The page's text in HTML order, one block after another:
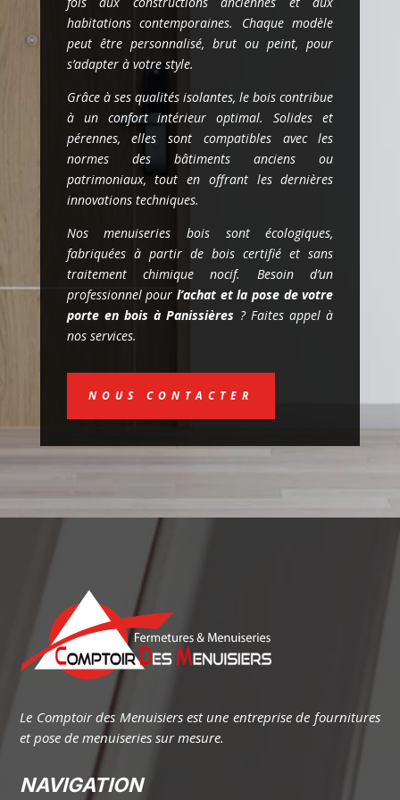
habitations contemporaines. Chaque modèle
peut être personnalisé, brut ou peint, pour
s’adapter à votre style.
Grâce à ses qualités isolantes, le bois contribue
à un confort intérieur optimal. Solides et
pérennes, elles sont compatibles avec les
normes des bâtiments anciens ou
patrimoniaux, tout en offrant les dernières
innovations techniques.
Nos menuiseries bois sont écologiques,
fabriquées à partir de bois certifié et sans
traitement chimique nocif. Besoin d’un
professionnel pourl’achat et la pose de votre
porte en bois à Panissières ? Faites appel à
nos services.
NOUS CONTACTER
Le Comptoir des Menuisiers est une entreprise de fournitures
et pose de menuiseries sur mesure.
NAVIGATION